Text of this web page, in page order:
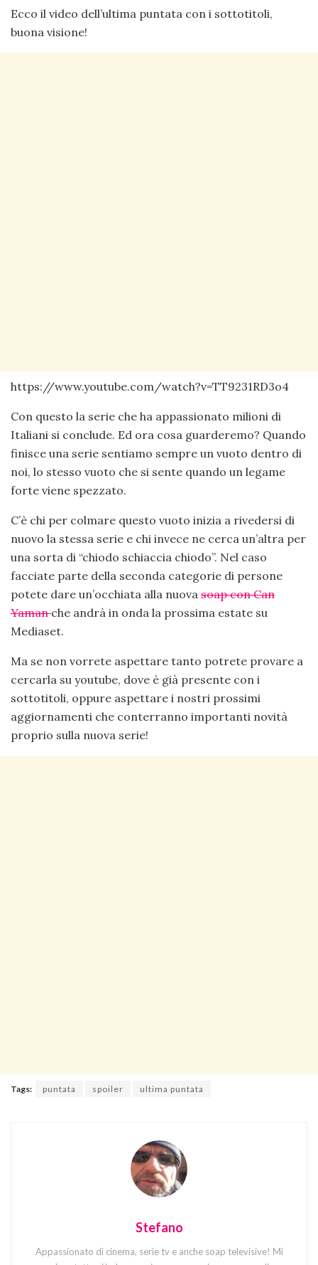
Ecco il video dell’ultima puntata con i sottotitoli,
buona visione!
https://www.youtube.com/watch?v=TT9231RD3o4
Con questo la serie che ha appassionato milioni di
Italiani si conclude. Ed ora cosa guarderemo? Quando
finisce una serie sentiamo sempre un vuoto dentro di
noi, lo stesso vuoto che si sente quando un legame
forte viene spezzato.
C’è chi per colmare questo vuoto inizia a rivedersi di
nuovo la stessa serie e chi invece ne cerca un’altra per
una sorta di “chiodo schiaccia chiodo”. Nel caso
facciate parte della seconda categorie di persone
potete dare un’occhiata alla nuova soap con Can
Yamanche andrà in onda la prossima estate su
Mediaset.
Ma se non vorrete aspettare tanto potrete provare a
cercarla su youtube, dove è già presente con i
sottotitoli, oppure aspettare i nostri prossimi
aggiornamenti che conterranno importanti novità
proprio sulla nuova serie!
Tags: puntata spoiler ultima puntata
Stefano
Appassionato di cinema, serie tv e anche soap televisive! Mi